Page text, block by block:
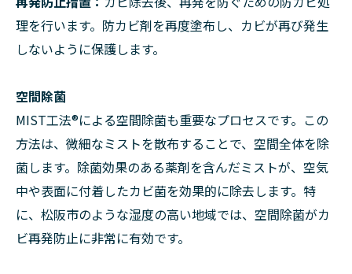
理を行います。防カビ剤を再度塗布し、カビが再び発生
しないように保護します。
空間除菌
MIST工法®による空間除菌も重要なプロセスです。この
方法は、微細なミストを散布することで、空間全体を除
菌します。除菌効果のある薬剤を含んだミストが、空気
中や表面に付着したカビ菌を効果的に除去します。特
に、松阪市のような湿度の高い地域では、空間除菌がカ
ビ再発防止に非常に有効です。